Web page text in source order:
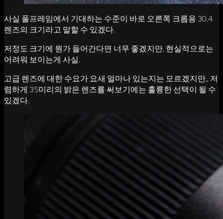
사실 풀프레임에서 기대하는 수준이 바로 오른쪽 크롭용 30.4
렌즈의 크기라고 말할 수 있겠다.
저정도 크기에 뭔가 들어간다면 너무 좋겠지만, 현실적으로는
어려워 보이는게 사실.
고급 렌즈에 대한 수요가 요새 얼마나 있는지는 모르겠지만,, 저
렴하게 35미리의 밝은 렌즈를 써보기에는 훌륭한 선택이 될 수
있겠다.